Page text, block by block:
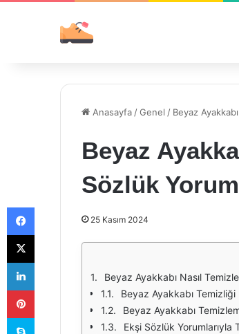
Anasayfa /Genel / Beyaz
Beyaz
Sözlük
25 Kasım 2024
Beyaz Ayakkabı Nasıl
Beyaz Ayakkabı
Beyaz Ayakkabı
Ekşi Sözlük Yorumlarıyla
Facebook
X
LinkedIn
Pinterest
Skype